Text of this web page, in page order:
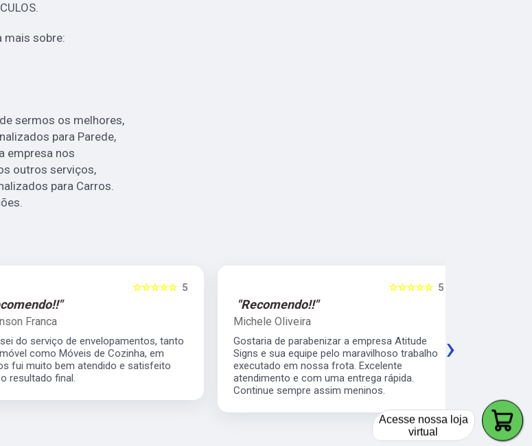
mais sobre:
sermos os melhores,
para Parede,
empresa nos
outros serviços,
para Carros.
5
☆☆☆☆☆
Franca
do serviço de envelopamentos, tanto
como Móveis de Cozinha, em
fui muito bem atendido e satisfeito
final.
5
☆☆☆☆☆
"Recomendo!!"
Michele Oliveira
Gostaria de parabenizar a empresa Atitude
Signs e sua equipe pelo maravilhoso trabalho
executado em nossa frota. Excelente
atendimento e com uma entrega rápida.
Continue sempre assim meninos.
veículos
›
Acesse nossa loja
virtual